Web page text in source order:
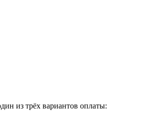
из трёх вариантов оплаты: